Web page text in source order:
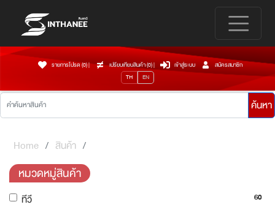
รายการโปรด (0)| เปรียบเทียบสินค้า (0)| เข้าสู่ระบบ
สมัครสมาชิก
TH
EN
ค้นหา
Home สินค้า
หมวดหมู่สินค้า
ทีวี 60